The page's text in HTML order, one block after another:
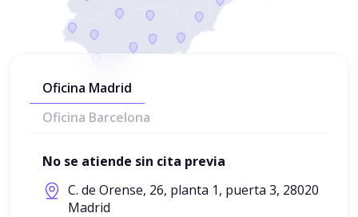
Oficina Madrid
Oficina Barcelona
No se atiende sin cita previa
C. de Orense, 26, planta 1, puerta 3, 28020
Madrid